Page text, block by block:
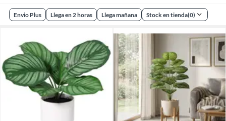
Envio Plus Llega en 2 horas Llega mañana Stock en tienda(0)